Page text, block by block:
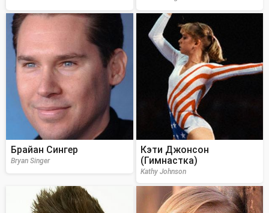
Брайан Сингер
Bryan Singer
Кэти Джонсон
(Гимнастка)
Kathy Johnson